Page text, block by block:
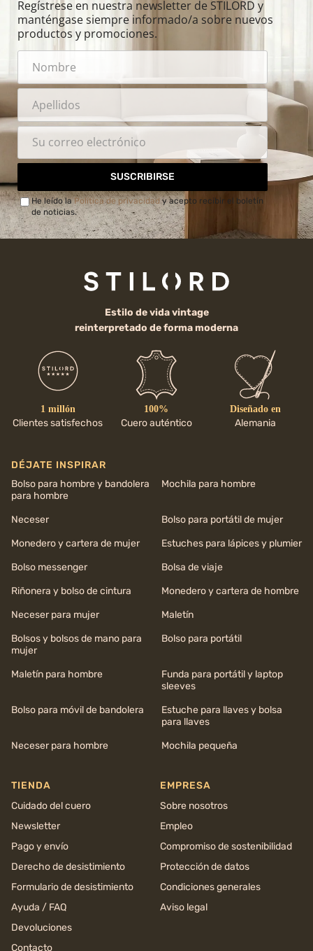
Regístrese en nuestra newsletter de STILORD y
manténgase siempre informado/a sobre nuevos
productos y promociones.
SUSCRIBIRSE
He leído laPolítica de privacidady acepto recibir el boletín
de noticias.
Estilo de vida vintage
reinterpretado de forma moderna
1 millón
Clientes satisfechos
100%
Cuero auténtico
Diseñado en
Alemania
DÉJATE INSPIRAR
Bolso para hombre y bandolera
para hombre
Mochila para hombre
Neceser
Bolso para portátil de mujer
Monedero y cartera de mujer
Estuches para lápices y plumier
Bolso messenger
Bolsa de viaje
Riñonera y bolso de cintura
Monedero y cartera de hombre
Neceser para mujer
Maletín
Bolsos y bolsos de mano para
mujer
Bolso para portátil
Maletín para hombre
Funda para portátil y laptop
sleeves
Bolso para móvil de bandolera
Estuche para llaves y bolsa
para llaves
Neceser para hombre
Mochila pequeña
TIENDA
Cuidado del cuero
Newsletter
Pago y envío
Derecho de desistimiento
Formulario de desistimiento
Ayuda / FAQ
Devoluciones
Contacto
EMPRESA
Sobre nosotros
Empleo
Compromiso de sostenibilidad
Protección de datos
Condiciones generales
Aviso legal